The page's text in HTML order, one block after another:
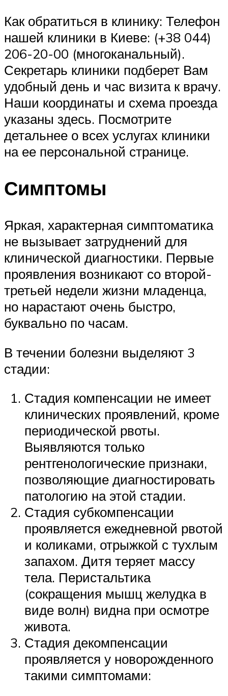
Как обратиться в клинику: Телефон
нашей клиники в Киеве: (+38 044)
206-20-00 (многоканальный).
Секретарь клиники подберет Вам
удобный день и час визита к врачу.
Наши координаты и схема проезда
указаны здесь. Посмотрите
детальнее о всех услугах клиники
на ее персональной странице.
Симптомы
Яркая, характерная симптоматика
не вызывает затруднений для
клинической диагностики. Первые
проявления возникают со второй-
третьей недели жизни младенца,
но нарастают очень быстро,
буквально по часам.
В течении болезни выделяют 3
стадии:
Стадия компенсации не имеет
клинических проявлений, кроме
периодической рвоты.
Выявляются только
рентгенологические признаки,
позволяющие диагностировать
патологию на этой стадии.
Стадия субкомпенсации
проявляется ежедневной рвотой
и коликами, отрыжкой с тухлым
запахом. Дитя теряет массу
тела. Перистальтика
(сокращения мышц желудка в
виде волн) видна при осмотре
живота.
Стадия декомпенсации
проявляется у новорожденного
такими симптомами: